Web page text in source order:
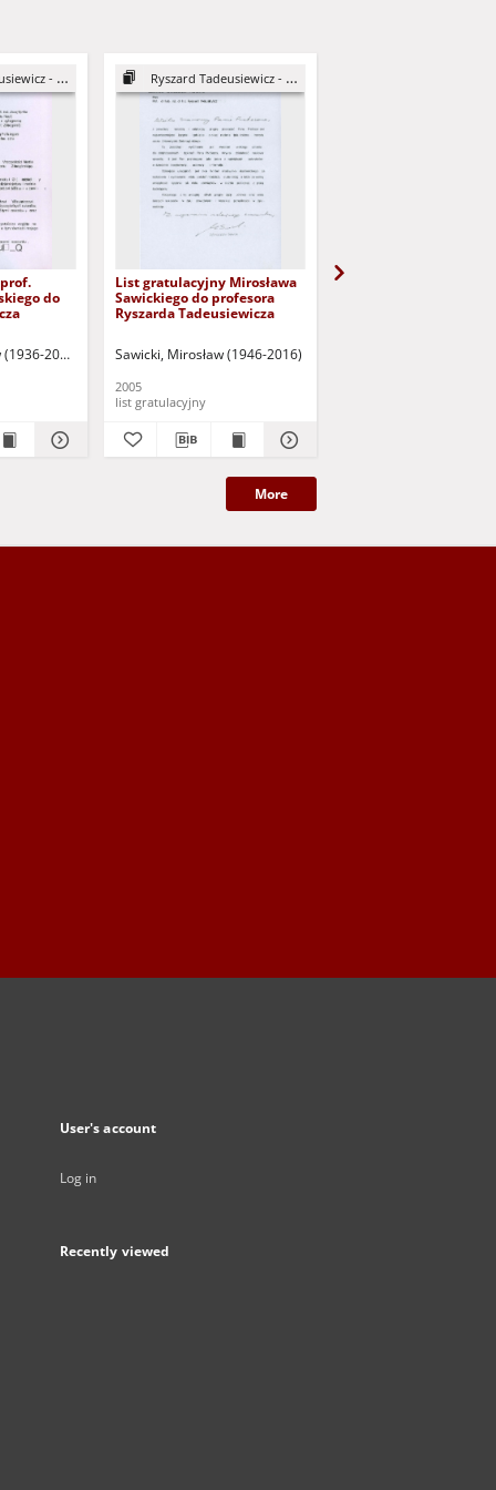
- DHC
do
2007)
Ryszard Tadeusiewicz - DHC
List gratulacyjny Mirosława
Sawickiego do profesora
Ryszarda Tadeusiewicza
Sawicki, Mirosław (1946-2016)
2005
list gratulacyjny
More
User's account
Log in
Recently viewed